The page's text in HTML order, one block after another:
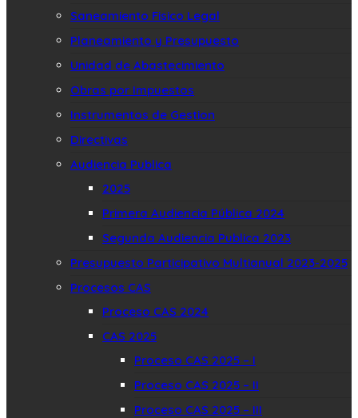
Saneamiento Fisico Legal
Planeamiento y Presupuesto
Unidad de Abastecimiento
Obras por Impuestos
Instrumentos de Gestion
Directivas
Audiencia Publica
2025
Primera Audiencia Pública 2024
Segunda Audiencia Publica 2023
Presupuesto Participativo Multianual 2023-2025
Procesos CAS
Proceso CAS 2024
CAS 2025
Proceso CAS 2025 – I
Proceso CAS 2025 – II
Proceso CAS 2025 – III